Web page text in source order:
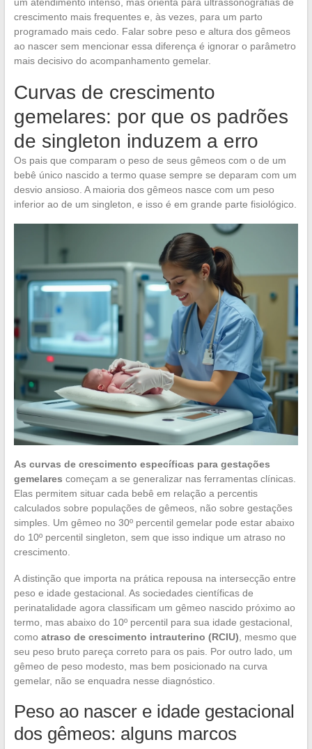
crescimento mais frequentes e, às vezes, para um parto
programado mais cedo. Falar sobre peso e altura dos gêmeos
ao nascer sem mencionar essa diferença é ignorar o parâmetro
mais decisivo do acompanhamento gemelar.
Curvas de crescimento
gemelares: por que os padrões
de singleton induzem a erro
Os pais que comparam o peso de seus gêmeos com o de um
bebê único nascido a termo quase sempre se deparam com um
desvio ansioso. A maioria dos gêmeos nasce com um peso
inferior ao de um singleton, e isso é em grande parte fisiológico.
As curvas de crescimento específicas para gestações
gemelares começam a se generalizar nas ferramentas clínicas.
Elas permitem situar cada bebê em relação a percentis
calculados sobre populações de gêmeos, não sobre gestações
simples. Um gêmeo no 30º percentil gemelar pode estar abaixo
do 10º percentil singleton, sem que isso indique um atraso no
crescimento.
A distinção que importa na prática repousa na intersecção entre
peso e idade gestacional. As sociedades científicas de
perinatalidade agora classificam um gêmeo nascido próximo ao
termo, mas abaixo do 10º percentil para sua idade gestacional,
como atraso de crescimento intrauterino (RCIU) , mesmo que
seu peso bruto pareça correto para os pais. Por outro lado, um
gêmeo de peso modesto, mas bem posicionado na curva
gemelar, não se enquadra nesse diagnóstico.
Peso ao nascer e idade gestacional
dos gêmeos: alguns marcos